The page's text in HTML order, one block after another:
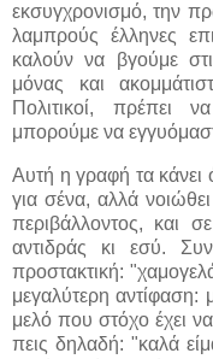
εκσυγχρονισμό, την
λαμπρούς έλληνες
καλούν να βγούμε
μόνας και
Πολιτικοί, πρέπει
μπορούμε να
Αυτή η γραφή τα κάνει
για σένα, αλλά
περιβάλλοντος, και
αντιδράς κι εσύ.
προστακτική:
μεγαλύτερη αντίφαση:
μελό που στόχο έχει
πεις δηλαδή: "καλά